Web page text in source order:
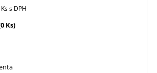
s DPH
Ks)